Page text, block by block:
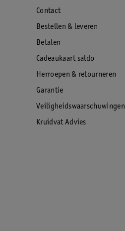
Contact
Bestellen & leveren
Betalen
Cadeaukaart saldo
Herroepen & retourneren
Garantie
Veiligheidswaarschuwingen
Kruidvat Advies